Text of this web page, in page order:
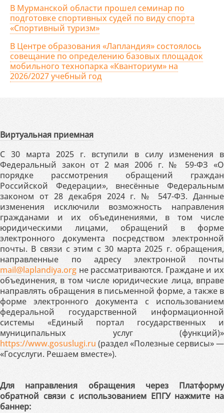
В Мурманской области прошел семинар по
подготовке спортивных судей по виду спорта
«Спортивный туризм»
В Центре образования «Лапландия» состоялось
совещание по определению базовых площадок
мобильного технопарка «Кванториум» на
2026/2027 учебный год
Виртуальная приемная
С 30 марта 2025 г. вступили в силу изменения в
Федеральный закон от 2 мая 2006 г. № 59-ФЗ «О
порядке рассмотрения обращений граждан
Российской Федерации», внесённые Федеральным
законом от 28 декабря 2024 г. № 547-ФЗ. Данные
изменения исключили возможность направления
гражданами и их объединениями, в том числе
юридическими лицами, обращений в форме
электронного документа посредством электронной
почты. В связи с этим с 30 марта 2025 г. обращения,
направленные по адресу электронной почты
mail@laplandiya.org не рассматриваются. Граждане и их
объединения, в том числе юридические лица, вправе
направлять обращения в письменной форме, а также в
форме электронного документа с использованием
федеральной государственной информационной
системы «Единый портал государственных и
муниципальных услуг (функций)»
https://www.gosuslugi.ru (раздел «Полезные сервисы» —
«Госуслуги. Решаем вместе»).
Для направления обращения через Платформу
обратной связи с использованием ЕПГУ нажмите на
баннер: